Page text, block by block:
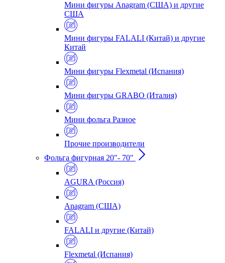
Мини фигуры Anagram (США) и другие
США
Мини фигуры FALALI (Китай) и другие
Китай
Мини фигуры Flexmetal (Испания)
Мини фигуры GRABO (Италия)
Мини фольга Разное
Прочие производители
Фольга фигурная 20"- 70"
AGURA (Россия)
Anagram (США)
FALALI и другие (Китай)
Flexmetal (Испания)